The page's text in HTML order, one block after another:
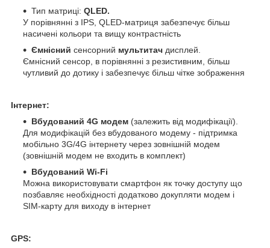
Тип матриці: QLED.
У порівнянні з IPS, QLED-матриця забезпечує більш
насичені кольори та вищу контрастність
Ємнісний сенсорний мультитач дисплей.
Ємнісний сенсор, в порівнянні з резистивним, більш
чутливий до дотику і забезпечує більш чітке зображення
Інтернет:
Вбудований 4G модем (залежить від модифікації).
Для модифікацій без вбудованого модему - підтримка
мобільно 3G/4G інтернету через зовнішній модем
(зовнішній модем не входить в комплект)
Вбудований Wi-Fi
Можна використовувати смартфон як точку доступу що
позбавляє необхідності додатково докупляти модем і
SIM-карту для виходу в інтернет
GPS: